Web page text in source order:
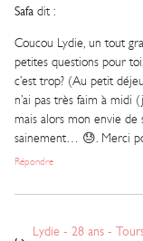
Safa dit :
Coucou Lydie, un tout
petites questions pour
c’est trop? (Au petit
n’ai pas très faim à midi
mais alors mon envie de
sainement… 😓. Merci
Répondre
Lydie - 28 ans -